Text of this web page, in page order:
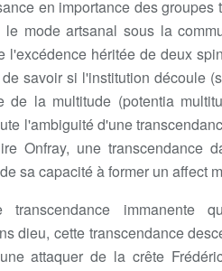
en importance des
mode artsanal sous la
l'excédence héritée de deux
savoir si l'institution découle
de la multitude (potentia
l'ambiguité d'une
Onfray, une transcendance
sa capacité à former un affect
immanente
dieu, cette transcendance
attaquer de la crête